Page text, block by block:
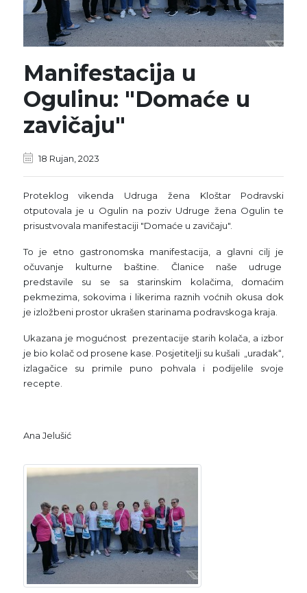
Manifestacija u
Ogulinu: "Domaće u
zavičaju"
18 Rujan, 2023
Proteklog vikenda Udruga žena Kloštar Podravski
otputovala je u Ogulin na poziv Udruge žena Ogulin te
prisustvovala manifestaciji "Domaće u zavičaju".
To je etno gastronomska manifestacija, a glavni cilj je
očuvanje kulturne baštine. Članice naše udruge
predstavile su se sa starinskim kolačima, domaćim
pekmezima, sokovima i likerima raznih voćnih okusa dok
je izložbeni prostor ukrašen starinama podravskoga kraja.
Ukazana je mogućnost prezentacije starih kolača, a izbor
je bio kolač od prosene kase. Posjetitelji su kušali „uradak“,
izlagačice su primile puno pohvala i podijelile svoje
recepte.
Ana Jelušić